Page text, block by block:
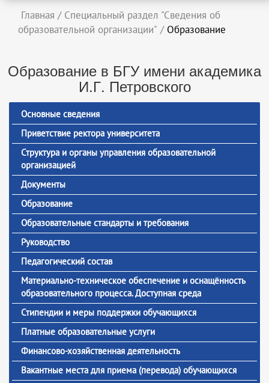
Главная / Специальный раздел "Сведения об
образовательной организации" / Образование
Образование в БГУ имени академика
И.Г. Петровского
Основные сведения
Приветствие ректора университета
Структура и органы управления образовательной
организацией
Документы
Образование
Образовательные стандарты и требования
Руководство
Педагогический состав
Материально-техническое обеспечение и оснащённость
образовательного процесса. Доступная среда
Стипендии и меры поддержки обучающихся
Платные образовательные услуги
Финансово-хозяйственная деятельность
Вакантные места для приема (перевода) обучающихся